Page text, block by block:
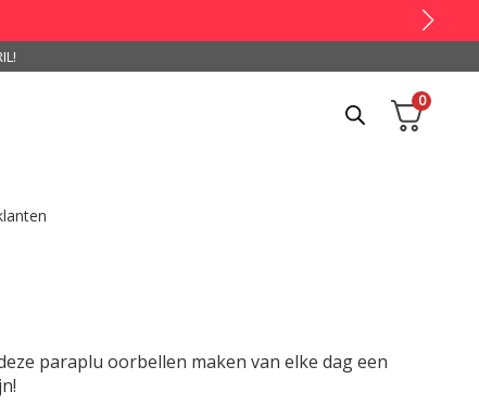
0
paraplu oorbellen maken van elke dag een